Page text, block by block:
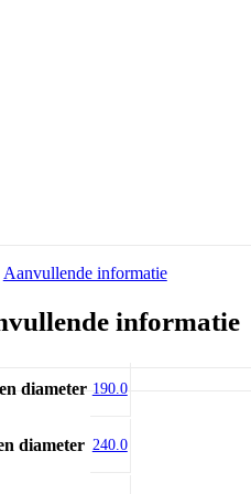
Aanvullende informatie
informatie
diameter 190.0
diameter 240.0